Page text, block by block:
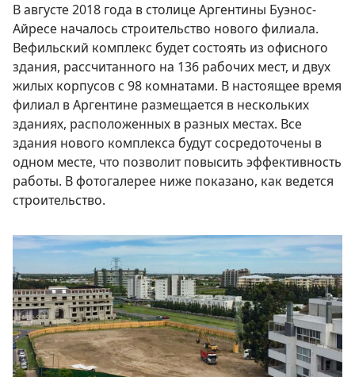
В августе 2018 года в столице Аргентины Буэнос-
Айресе началось строительство нового филиала.
Вефильский комплекс будет состоять из офисного
здания, рассчитанного на 136 рабочих мест, и двух
жилых корпусов с 98 комнатами. В настоящее время
филиал в Аргентине размещается в нескольких
зданиях, расположенных в разных местах. Все
здания нового комплекса будут сосредоточены в
одном месте, что позволит повысить эффективность
работы. В фотогалерее ниже показано, как ведется
строительство.